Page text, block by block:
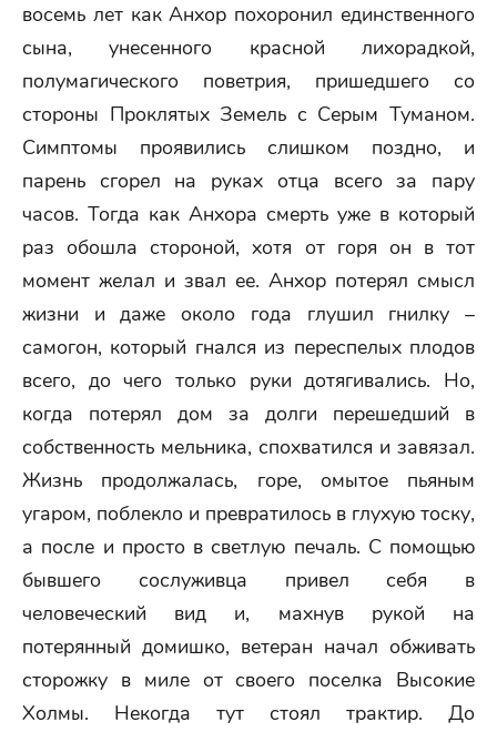
восемь лет как Анхор похоронил единственного
сына, унесенного красной лихорадкой,
полумагического поветрия, пришедшего со
стороны Проклятых Земель с Серым Туманом.
Симптомы проявились слишком поздно, и
парень сгорел на руках отца всего за пару
часов. Тогда как Анхора смерть уже в который
раз обошла стороной, хотя от горя он в тот
момент желал и звал ее. Анхор потерял смысл
жизни и даже около года глушил гнилку –
самогон, который гнался из переспелых плодов
всего, до чего только руки дотягивались. Но,
когда потерял дом за долги перешедший в
собственность мельника, спохватился и завязал.
Жизнь продолжалась, горе, омытое пьяным
угаром, поблекло и превратилось в глухую тоску,
а после и просто в светлую печаль. С помощью
бывшего сослуживца привел себя в
человеческий вид и, махнув рукой на
потерянный домишко, ветеран начал обживать
сторожку в миле от своего поселка Высокие
Холмы. Некогда тут стоял трактир. До